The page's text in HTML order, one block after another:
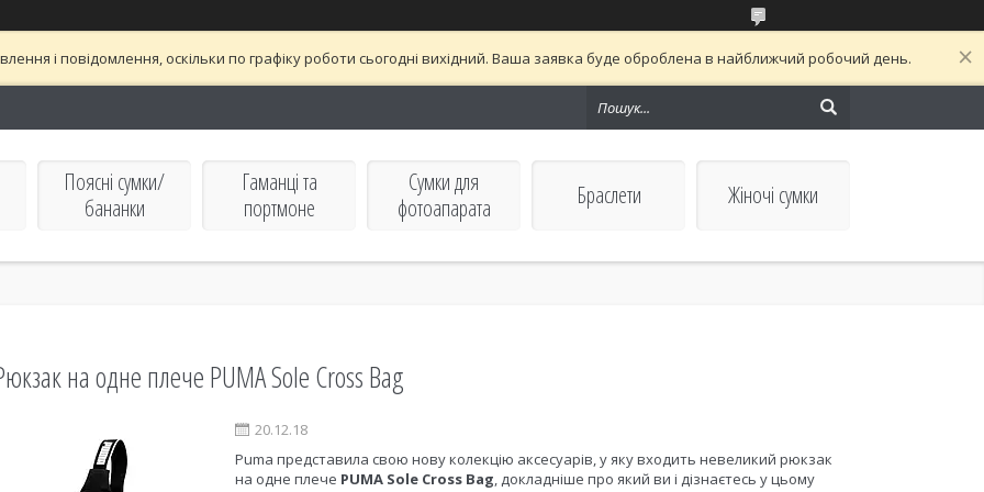
і повідомлення, оскільки по графіку роботи сьогодні вихідний. Ваша заявка буде оброблена в найближчий робочий день.
Поясні сумки/
бананки
Гаманці та
портмоне
Сумки для
фотоапарата
Браслети Жіночі сумки
на одне плече PUMA Sole Cross Bag
20.12.18
Puma представила свою нову колекцію аксесуарів, у яку входить невеликий рюкзак
на одне плече PUMA Sole Cross Bag, докладніше про який ви і дізнаєтесь у цьому